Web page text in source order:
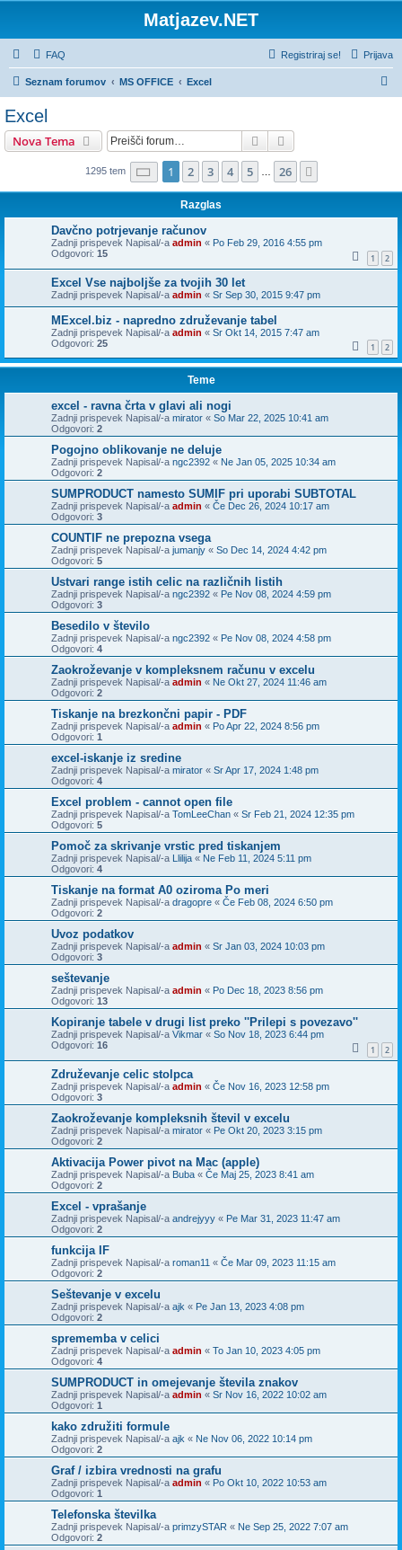
Matjazev.NET
FAQ Prijava
Registriraj se!
Seznam forumov MS OFFICE Excel
Excel
Nova Tema Iskanje
1295 tem Stran 1od26
1 2 3 4 5 26
Razglas
Davčno potrjevanje računov
Zadnji prispevek Napisal/-a admin « Po Feb 29, 2016 4:55 pm
Odgovori: 15 1 2
Excel Vse najboljše za tvojih 30 let
Zadnji prispevek Napisal/-a admin « Sr Sep 30, 2015 9:47 pm
MExcel.biz - napredno združevanje tabel
Zadnji prispevek Napisal/-a admin « Sr Okt 14, 2015 7:47 am
Odgovori: 25 1 2
Teme
excel - ravna črta v glavi ali nogi
Zadnji prispevek Napisal/-a mirator « So Mar 22, 2025 10:41 am
Odgovori: 2
Pogojno oblikovanje ne deluje
Zadnji prispevek Napisal/-a ngc2392 « Ne Jan 05, 2025 10:34 am
Odgovori: 2
SUMPRODUCT namesto SUMIF pri uporabi SUBTOTAL
Zadnji prispevek Napisal/-a admin « Če Dec 26, 2024 10:17 am
Odgovori: 3
COUNTIF ne prepozna vsega
Zadnji prispevek Napisal/-a jumanjy « So Dec 14, 2024 4:42 pm
Odgovori: 5
Ustvari range istih celic na različnih listih
Zadnji prispevek Napisal/-a ngc2392 « Pe Nov 08, 2024 4:59 pm
Odgovori: 3
Besedilo v število
Zadnji prispevek Napisal/-a ngc2392 « Pe Nov 08, 2024 4:58 pm
Odgovori: 4
Zaokroževanje v kompleksnem računu v excelu
Zadnji prispevek Napisal/-a admin « Ne Okt 27, 2024 11:46 am
Odgovori: 2
Tiskanje na brezkončni papir - PDF
Zadnji prispevek Napisal/-a admin « Po Apr 22, 2024 8:56 pm
Odgovori: 1
excel-iskanje iz sredine
Zadnji prispevek Napisal/-a mirator « Sr Apr 17, 2024 1:48 pm
Odgovori: 4
Excel problem - cannot open file
Zadnji prispevek Napisal/-a TomLeeChan « Sr Feb 21, 2024 12:35 pm
Odgovori: 5
Pomoč za skrivanje vrstic pred tiskanjem
Zadnji prispevek Napisal/-a Llilija « Ne Feb 11, 2024 5:11 pm
Odgovori: 4
Tiskanje na format A0 oziroma Po meri
Zadnji prispevek Napisal/-a dragopre « Če Feb 08, 2024 6:50 pm
Odgovori: 2
Uvoz podatkov
Zadnji prispevek Napisal/-a admin « Sr Jan 03, 2024 10:03 pm
Odgovori: 3
seštevanje
Zadnji prispevek Napisal/-a admin « Po Dec 18, 2023 8:56 pm
Odgovori: 13
Kopiranje tabele v drugi list preko ''Prilepi s povezavo''
Zadnji prispevek Napisal/-a Vikmar « So Nov 18, 2023 6:44 pm
Odgovori: 16 1 2
Združevanje celic stolpca
Zadnji prispevek Napisal/-a admin « Če Nov 16, 2023 12:58 pm
Odgovori: 3
Zaokroževanje kompleksnih števil v excelu
Zadnji prispevek Napisal/-a mirator « Pe Okt 20, 2023 3:15 pm
Odgovori: 2
Aktivacija Power pivot na Mac (apple)
Zadnji prispevek Napisal/-a Buba « Če Maj 25, 2023 8:41 am
Odgovori: 2
Excel - vprašanje
Zadnji prispevek Napisal/-a andrejyyy « Pe Mar 31, 2023 11:47 am
Odgovori: 2
funkcija IF
Zadnji prispevek Napisal/-a roman11 « Če Mar 09, 2023 11:15 am
Odgovori: 2
Seštevanje v excelu
Zadnji prispevek Napisal/-a ajk « Pe Jan 13, 2023 4:08 pm
Odgovori: 2
sprememba v celici
Zadnji prispevek Napisal/-a admin « To Jan 10, 2023 4:05 pm
Odgovori: 4
SUMPRODUCT in omejevanje števila znakov
Zadnji prispevek Napisal/-a admin « Sr Nov 16, 2022 10:02 am
Odgovori: 1
kako združiti formule
Zadnji prispevek Napisal/-a ajk « Ne Nov 06, 2022 10:14 pm
Odgovori: 2
Graf / izbira vrednosti na grafu
Zadnji prispevek Napisal/-a admin « Po Okt 10, 2022 10:53 am
Odgovori: 1
Telefonska številka
Zadnji prispevek Napisal/-a primzySTAR « Ne Sep 25, 2022 7:07 am
Odgovori: 2